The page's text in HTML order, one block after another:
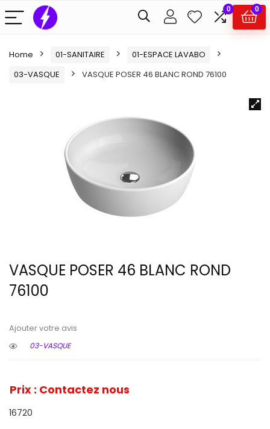
0 0
Home 01-SANITAIRE
01-ESPACE LAVABO
03-VASQUE
VASQUE POSER 46 BLANC ROND 76100
VASQUE POSER 46 BLANC ROND
76100
Ajouter votre avis
03-VASQUE
Prix : Contactez nous
16720